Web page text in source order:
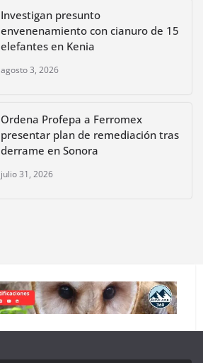
Investigan presunto
envenenamiento con cianuro de 15
elefantes en Kenia
agosto 3, 2026
Ordena Profepa a Ferromex
presentar plan de remediación tras
derrame en Sonora
julio 31, 2026